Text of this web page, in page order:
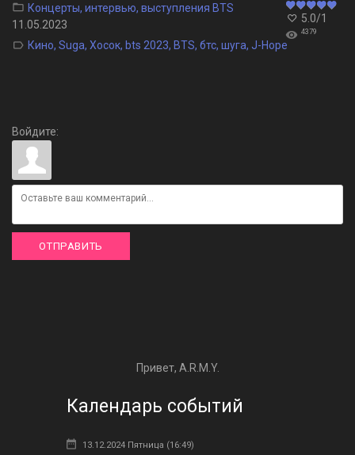
5.0/1
4379
Концерты, интервью, выступления BTS
11.05.2023
Кино, Suga, Хосок, bts 2023, BTS, бтс, шуга, J-Hope
Войдите:
ОТПРАВИТЬ
Привет, A.R.M.Y.
Календарь событий
13.12.2024 Пятница (16:49)